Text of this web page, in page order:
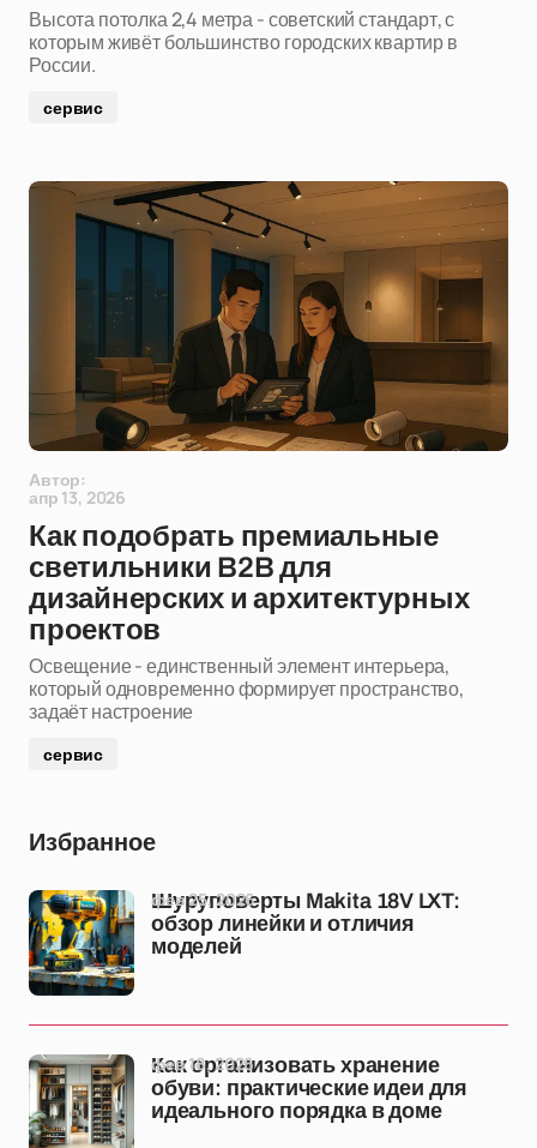
Высота потолка 2,4 метра - советский стандарт, с
которым живёт большинство городских квартир в
России.
сервис
Автор:
апр 13, 2026
Как подобрать премиальные
светильники B2B для
дизайнерских и архитектурных
проектов
Освещение - единственный элемент интерьера,
который одновременно формирует пространство,
задаёт настроение
сервис
Избранное
Шуруповерты Makita 18V LXT:
обзор линейки и отличия
моделей
фев 25, 2026
Как организовать хранение
обуви: практические идеи для
идеального порядка в доме
фев 18, 2026